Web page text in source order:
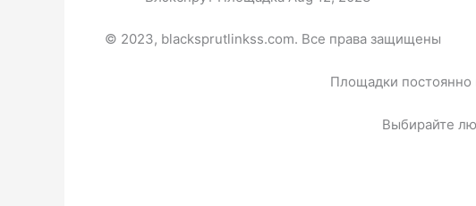
© 2023, blacksprutlinkss.com. Все права защищены
Площадки постоянно
Выбирайте